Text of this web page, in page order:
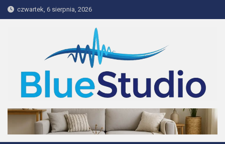
Skip
to
czwartek, 6 sierpnia, 2026
BlueStudio